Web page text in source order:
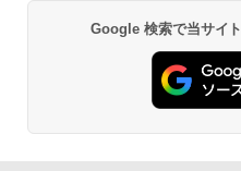
Google 検索で当サイ